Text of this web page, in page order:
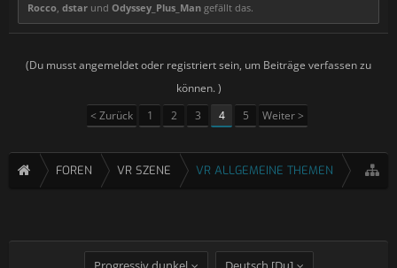
Rocco, dstar und Odyssey_Plus_Man gefällt das.
(Du musst angemeldet oder registriert sein, um Beiträge verfassen zu
können. )
< Zurück
1 2 3 4 5 Weiter >
FOREN VR SZENE VR ALLGEMEINE THEMEN